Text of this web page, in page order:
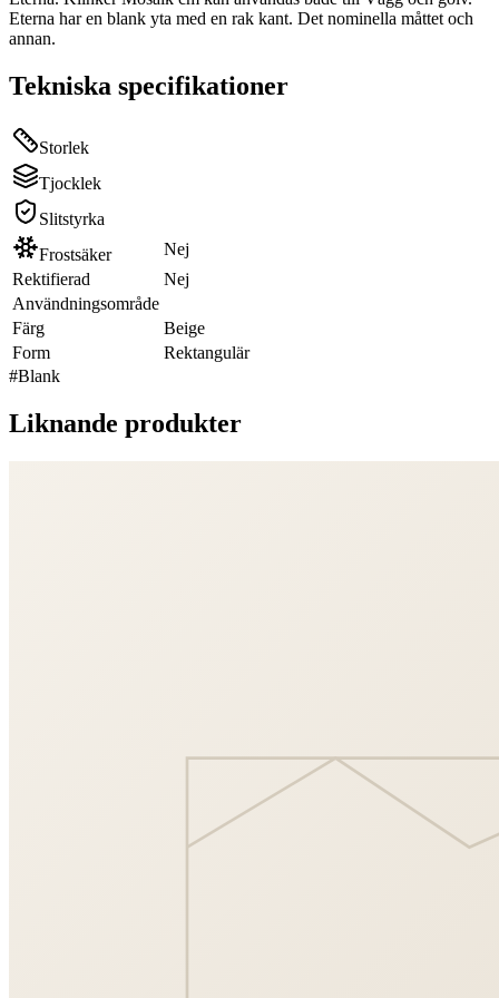
Eterna har en blank yta med en rak kant. Det nominella måttet och
annan.
Tekniska specifikationer
Storlek
Tjocklek
Slitstyrka
Frostsäker
Nej
Rektifierad
Nej
Användningsområde
Färg
Beige
Form
Rektangulär
#Blank
Liknande produkter